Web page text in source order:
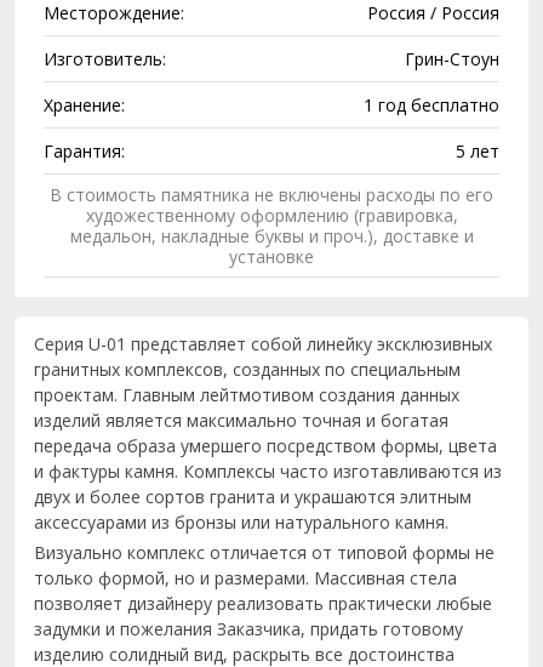
Месторождение:
Россия / Россия
Изготовитель:
Грин-Стоун
Хранение:
1 год бесплатно
Гарантия:
5 лет
В стоимость памятника не включены расходы по его
художественному оформлению (гравировка,
медальон, накладные буквы и проч.), доставке и
установке
Серия U-01 представляет собой линейку эксклюзивных
гранитных комплексов, созданных по специальным
проектам. Главным лейтмотивом создания данных
изделий является максимально точная и богатая
передача образа умершего посредством формы, цвета
и фактуры камня. Комплексы часто изготавливаются из
двух и более сортов гранита и украшаются элитным
аксессуарами из бронзы или натурального камня.
Визуально комплекс отличается от типовой формы не
только формой, но и размерами. Массивная стела
позволяет дизайнеру реализовать практически любые
задумки и пожелания Заказчика, придать готовому
изделию солидный вид, раскрыть все достоинства